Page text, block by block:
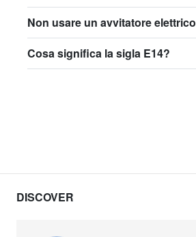
Non usare un avvitatore elettrico
Cosa significa la sigla E14?
DISCOVER